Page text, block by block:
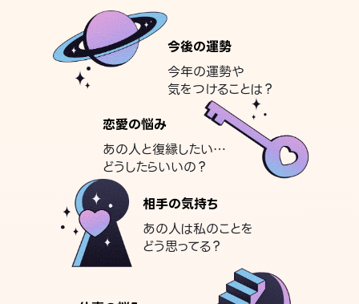
今後の運勢
今年の運勢や
気をつけることは？
恋愛の悩み
あの人と復縁したい…
どうしたらいいの？
相手の気持ち
あの人は私のことを
どう思ってる？